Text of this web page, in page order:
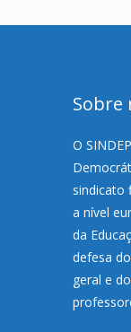
Sobre
O
sindicato
a nível
da
defesa
geral e